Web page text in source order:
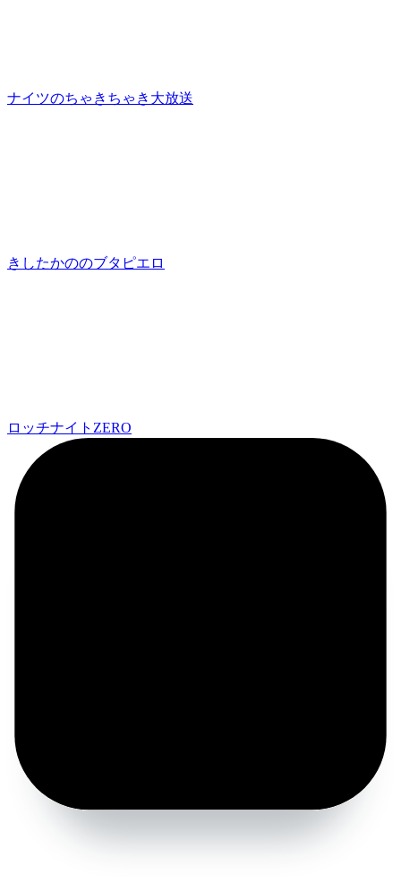
ナイツのちゃきちゃき大放送
きしたかののブタピエロ
ロッチナイトZERO